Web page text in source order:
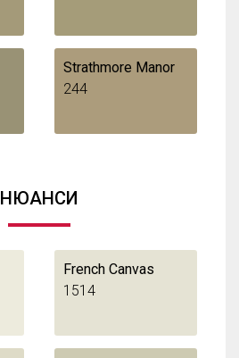
Strathmore Manor
244
НЮАНСИ
French Canvas
1514